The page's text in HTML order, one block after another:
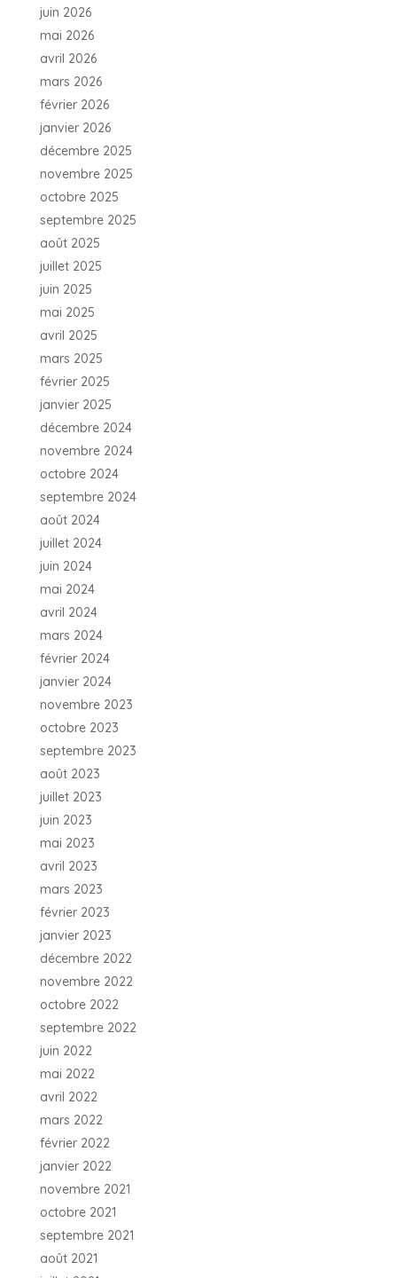
juin 2026
mai 2026
avril 2026
mars 2026
février 2026
janvier 2026
décembre 2025
novembre 2025
octobre 2025
septembre 2025
août 2025
juillet 2025
juin 2025
mai 2025
avril 2025
mars 2025
février 2025
janvier 2025
décembre 2024
novembre 2024
octobre 2024
septembre 2024
août 2024
juillet 2024
juin 2024
mai 2024
avril 2024
mars 2024
février 2024
janvier 2024
novembre 2023
octobre 2023
septembre 2023
août 2023
juillet 2023
juin 2023
mai 2023
avril 2023
mars 2023
février 2023
janvier 2023
décembre 2022
novembre 2022
octobre 2022
septembre 2022
juin 2022
mai 2022
avril 2022
mars 2022
février 2022
janvier 2022
novembre 2021
octobre 2021
septembre 2021
août 2021